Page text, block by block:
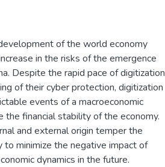
of the world economy
in the risks of the emergence
Despite the rapid pace of digitization
of their cyber protection, digitization
events of a macroeconomic
financial stability of the economy.
and external origin temper the
minimize the negative impact of
dynamics in the future.